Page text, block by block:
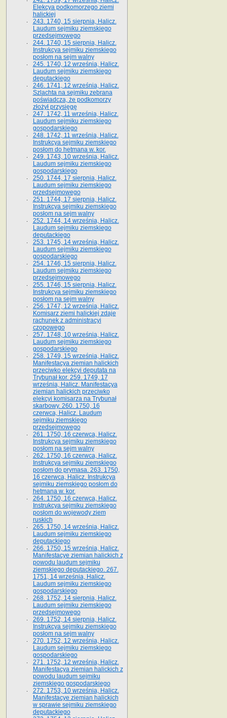
Elekcya podkomorzego ziemi
halickiej
243. 1740, 15 sierpnia, Halicz.
Laudum sejmiku ziemskiego
przedsejmowego
244. 1740, 15 sierpnia, Halicz.
Instrukcya sejmiku ziemskiego
posłom na sejm walny
245. 1740, 12 września, Halicz.
Laudum sejmiku ziemskiego
deputackiego
246. 1741, 12 września, Halicz.
Szlachta na sejmiku zebrana
poświadcza, że podkomorzy
złożył przysięgę
247. 1742, 11 września, Halicz.
Laudum sejmiku ziemskiego
gospodarskiego
248. 1742, 11 września, Halicz.
Instrukcya sejmiku ziemskiego
posłom do hetmana w. kor.
249. 1743, 10 września, Halicz.
Laudum sejmiku ziemskiego
gospodarskiego
250. 1744, 17 sierpnia, Halicz.
Laudum sejmiku ziemskiego
przedsejmowego
251. 1744, 17 sierpnia, Halicz.
Instrukcya sejmiku ziemskiego
posłom na sejm walny
252. 1744, 14 września, Halicz.
Laudum sejmiku ziemskiego
deputackiego
253. 1745, 14 września, Halicz.
Laudum sejmiku ziemskiego
gospodarskiego
254. 1746, 15 sierpnia, Halicz.
Laudum sejmiku ziemskiego
przedsejmowego
255. 1746, 15 sierpnia, Halicz.
Instrukcya sejmiku ziemskiego
posłom na sejm walny
256. 1747, 12 września, Halicz.
Komisarz ziemi halickiej zdaje
rachunek z administracyi
czopowego
257. 1748, 10 września, Halicz.
Laudum sejmiku ziemskiego
gospodarskiego
258. 1749, 15 września, Halicz.
Manifestacya ziemian halickich
przeciwko elekcyi deputata na
Trybunał kor. 259. 1749, 17
września, Halicz. Manifestacya
ziemian halickich przeciwko
elekcyi komisarza na Trybunał
skarbowy. 260. 1750, 16
czerwca, Halicz. Laudum
sejmiku ziemskiego
przedsejmowego
261. 1750, 16 czerwca, Halicz.
Instrukcya sejmiku ziemskiego
posłom na sejm walny
262. 1750, 16 czerwca, Halicz.
Instrukcya sejmiku ziemskiego
posłom do prymasa. 263. 1750,
16 czerwca, Halicz. Instrukcya
sejmiku ziemskiego posłom do
hetmana w. kor.
264. 1750, 16 czerwca, Halicz.
Instrukcya sejmiku ziemskiego
posłom do wojewody ziem
ruskich
265. 1750, 14 września, Halicz.
Laudum sejmiku ziemskiego
deputackiego
266. 1750, 15 września, Halicz.
Manifestacye ziemian halickich z
powodu laudum sejmiku
ziemskiego deputackiego. 267.
1751, 14 września, Halicz.
Laudum sejmiku ziemskiego
gospodarskiego
268. 1752, 14 sierpnia, Halicz.
Laudum sejmiku ziemskiego
przedsejmowego
269. 1752, 14 sierpnia, Halicz.
Instrukcya sejmiku ziemskiego
posłom na sejm walny
270. 1752, 12 września, Halicz.
Laudum sejmiku ziemskiego
gospodarskiego
271. 1752, 12 września, Halicz.
Manifestacya ziemian halickich z
powodu laudum sejmiku
ziemskiego gospodarskiego
272. 1753, 10 września, Halicz.
Manifestacye ziemian halickich
w sprawie sejmiku ziemskiego
deputackiego